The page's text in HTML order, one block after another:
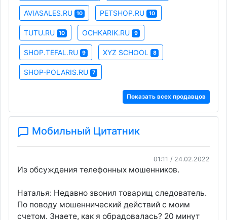
AVIASALES.RU 10 PETSHOP.RU 10
TUTU.RU 10 OCHKARIK.RU 9
SHOP.TEFAL.RU 9 XYZ SCHOOL 8
SHOP-POLARIS.RU 7
Показать всех продавцов
Мобильный Цитатник
01:11 / 24.02.2022
Из обсуждения телефонных мошенников.
Наталья: Недавно звонил товарищ следователь.
По поводу мошеннический действий с моим
счетом. Знаете, как я обрадовалась? 20 минут